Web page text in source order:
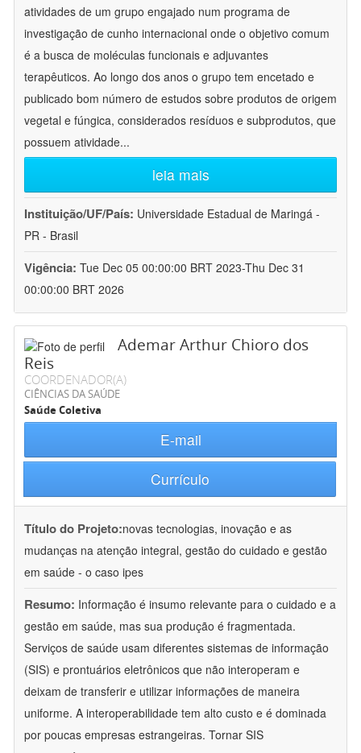
atividades de um grupo engajado num programa de
investigação de cunho internacional onde o objetivo comum
é a busca de moléculas funcionais e adjuvantes
terapêuticos. Ao longo dos anos o grupo tem encetado e
publicado bom número de estudos sobre produtos de origem
vegetal e fúngica, considerados resíduos e subprodutos, que
possuem atividade...
leia mais
Instituição/UF/País: Universidade Estadual de Maringá -
PR - Brasil
Vigência: Tue Dec 05 00:00:00 BRT 2023-Thu Dec 31
00:00:00 BRT 2026
Ademar Arthur Chioro dos
Reis
COORDENADOR(A)
CIÊNCIAS DA SAÚDE
Saúde Coletiva
E-mail
Currículo
Título do Projeto:novas tecnologias, inovação e as
mudanças na atenção integral, gestão do cuidado e gestão
em saúde - o caso ipes
Resumo: Informação é insumo relevante para o cuidado e a
gestão em saúde, mas sua produção é fragmentada.
Serviços de saúde usam diferentes sistemas de informação
(SIS) e prontuários eletrônicos que não interoperam e
deixam de transferir e utilizar informações de maneira
uniforme. A interoperabilidade tem alto custo e é dominada
por poucas empresas estrangeiras. Tornar SIS